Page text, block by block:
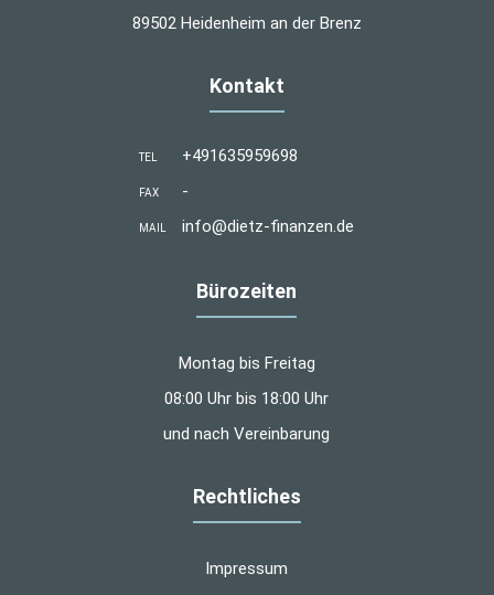
89502 Heidenheim an der Brenz
Kontakt
TEL +491635959698
FAX -
MAIL info@dietz-finanzen.de
Bürozeiten
Montag bis Freitag
08:00 Uhr bis 18:00 Uhr
und nach Vereinbarung
Rechtliches
Impressum